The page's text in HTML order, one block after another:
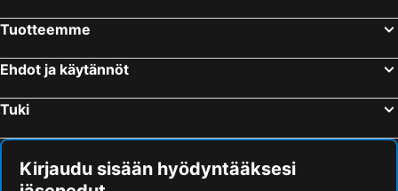
Tuotteemme
Ehdot ja käytännöt
Tuki
Kirjaudu sisään hyödyntääksesi